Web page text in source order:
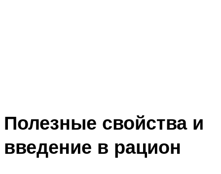
Полезные свойства и
введение в рацион